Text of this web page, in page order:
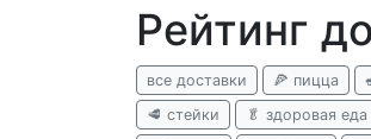
Рейтинг
все доставки 🍕 пицца
🥩 стейки
🥬 здоровая еда